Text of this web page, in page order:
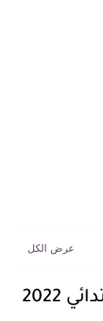
نتائج اعتراضات السادس الابتدائي 2022